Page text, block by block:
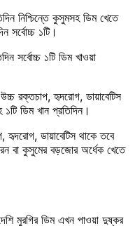
নিশ্চিন্তে কুসুমসহ ডিম খেতে
সর্বোচ্চ ১টি।
সর্বোচ্চ ১টি ডিম খাওয়া
রক্তচাপ, হৃদরোগ, ডায়াবেটিস
ডিম খান প্রতিদিন।
ডায়াবেটিস থাকে তবে
বা কুসুমের বড়জোর অর্ধেক খেতে
মুরগির ডিম এখন পাওয়া দুষ্কর